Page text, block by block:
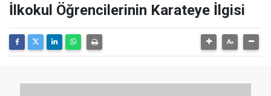
İlkokul Öğrencilerinin Karateye İlgisi